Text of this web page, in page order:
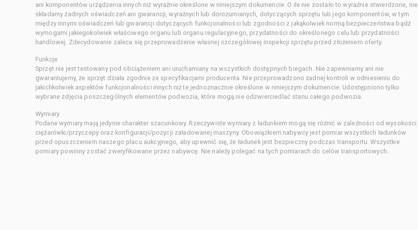
ani komponentów urządzenia innych niż wyraźnie określone w niniejszym dokumencie. O ile nie zostało to wyraźnie stwierdzone, nie
składamy żadnych oświadczeń ani gwarancji, wyraźnych lub dorozumianych, dotyczących sprzętu lub jego komponentów, w tym
między innymi oświadczeń lub gwarancji dotyczących funkcjonalności lub zgodności z jakąkolwiek normą bezpieczeństwa bądź
wymogami jakiegokolwiek właściwego organu lub organu regulacyjnego, przydatności do określonego celu lub przydatności
handlowej. Zdecydowanie zaleca się przeprowadzenie własnej szczegółowej inspekcji sprzętu przed złożeniem oferty.
Funkcje
Sprzęt nie jest testowany pod obciążeniem ani uruchamiany na wszystkich dostępnych biegach. Nie zapewniamy ani nie
gwarantujemy, że sprzęt działa zgodnie ze specyfikacjami producenta. Nie przeprowadzono żadnej kontroli w odniesieniu do
jakichkolwiek aspektów funkcjonalności innych niż te jednoznacznie określone w niniejszym dokumencie. Udostępniono tylko
wybrane zdjęcia poszczególnych elementów podwozia, które mogą nie odzwierciedlać stanu całego podwozia.
Wymiary
Podane wymiary mają jedynie charakter szacunkowy. Rzeczywiste wymiary z ładunkiem mogą się różnić w zależności od wysokości
ciężarówki/przyczepy oraz konfiguracji/pozycji załadowanej maszyny. Obowiązkiem nabywcy jest pomiar wszystkich ładunków
przed opuszczeniem naszego placu aukcyjnego, aby upewnić się, że ładunek jest bezpieczny podczas transportu. Wszystkie
pomiary powinny zostać zweryfikowane przez nabywcę. Nie należy polegać na tych pomiarach do celów transportowych.